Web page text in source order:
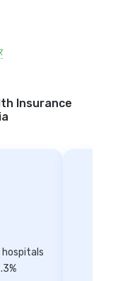
Insurance
hospitals